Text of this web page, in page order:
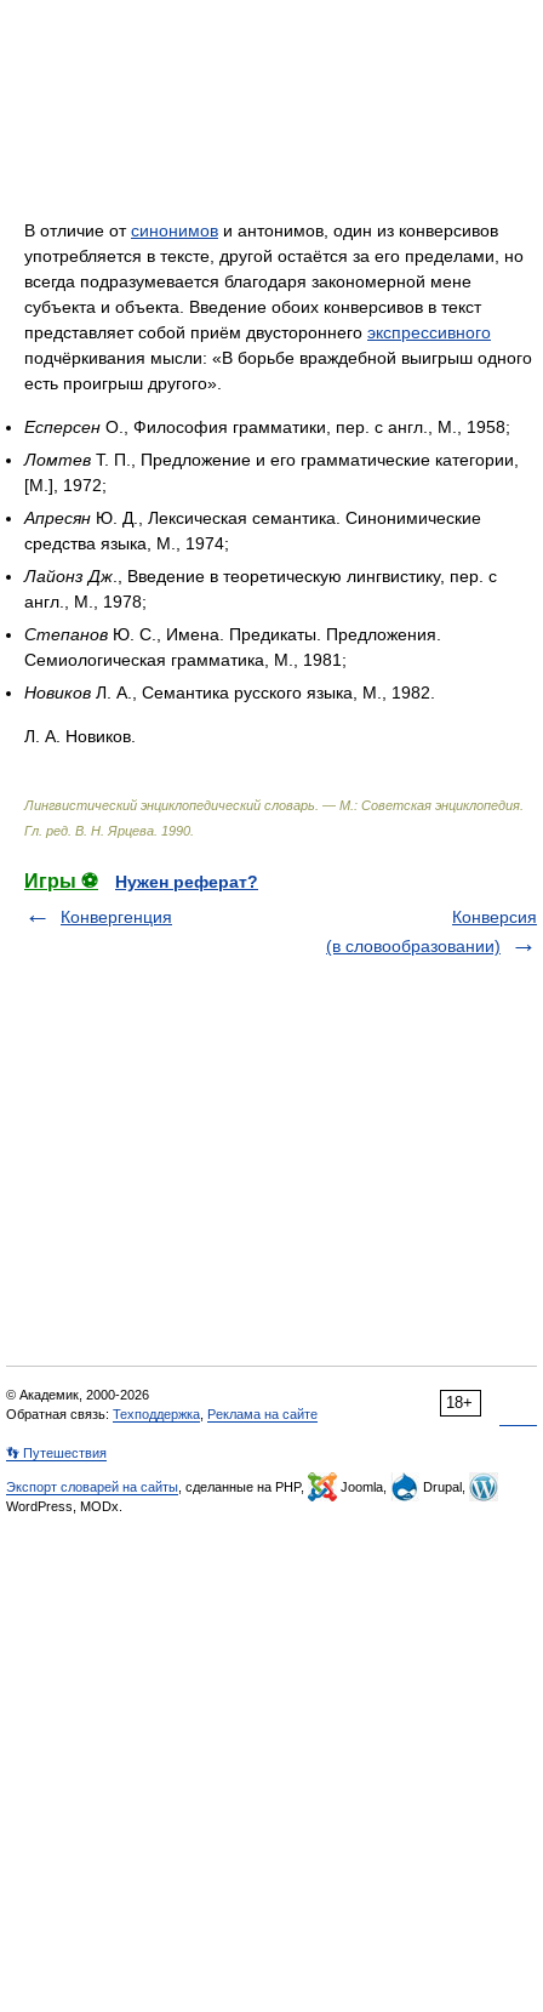
В отличие отсинонимов и антонимов, один из конверсивов
употребляется в тексте, другой остаётся за его пределами, но
всегда подразумевается благодаря закономерной мене
субъекта и объекта. Введение обоих конверсивов в текст
представляет собой приём двустороннего экспрессивного
подчёркивания мысли: «В борьбе враждебной выигрыш одного
есть проигрыш другого».
Есперсен О., Философия грамматики, пер. с англ., М., 1958;
Ломтев Т. П., Предложение и его грамматические категории,
[М.], 1972;
Апресян Ю. Д., Лексическая семантика. Синонимические
средства языка, М., 1974;
Лайонз Дж ., Введение в теоретическую лингвистику, пер. с
англ., М., 1978;
Степанов Ю. С., Имена. Предикаты. Предложения.
Семиологическая грамматика, М., 1981;
Новиков Л. А., Семантика русского языка, М., 1982.
Л. А. Новиков.
Лингвистический энциклопедический словарь. — М.: Советская энциклопедия
Гл. ред. В. Н. Ярцева 1990
Игры ⚽
Нужен реферат?
Конвергенция
Конверсия
(в словообразовании)
18+
© Академик, 2000-2026
Обратная связь: Техподдержка Реклама на сайте
👣 Путешествия
Экспорт словарей на сайты , сделанные на PHP, Joomla,
Drupal,
WordPress, MODx.